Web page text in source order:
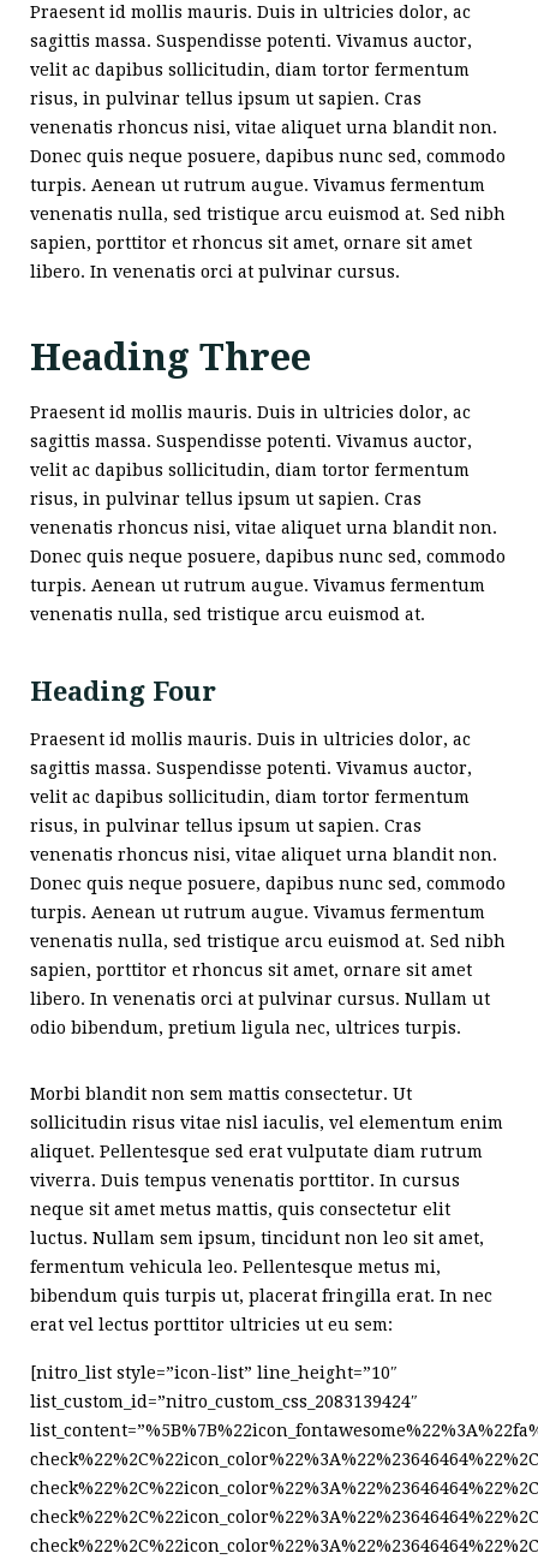
Praesent id mollis mauris. Duis in ultricies dolor, ac
sagittis massa. Suspendisse potenti. Vivamus auctor,
velit ac dapibus sollicitudin, diam tortor fermentum
risus, in pulvinar tellus ipsum ut sapien. Cras
venenatis rhoncus nisi, vitae aliquet urna blandit non.
Donec quis neque posuere, dapibus nunc sed, commodo
turpis. Aenean ut rutrum augue. Vivamus fermentum
venenatis nulla, sed tristique arcu euismod at. Sed nibh
sapien, porttitor et rhoncus sit amet, ornare sit amet
libero. In venenatis orci at pulvinar cursus.
Heading Three
Praesent id mollis mauris. Duis in ultricies dolor, ac
sagittis massa. Suspendisse potenti. Vivamus auctor,
velit ac dapibus sollicitudin, diam tortor fermentum
risus, in pulvinar tellus ipsum ut sapien. Cras
venenatis rhoncus nisi, vitae aliquet urna blandit non.
Donec quis neque posuere, dapibus nunc sed, commodo
turpis. Aenean ut rutrum augue. Vivamus fermentum
venenatis nulla, sed tristique arcu euismod at.
Heading Four
Praesent id mollis mauris. Duis in ultricies dolor, ac
sagittis massa. Suspendisse potenti. Vivamus auctor,
velit ac dapibus sollicitudin, diam tortor fermentum
risus, in pulvinar tellus ipsum ut sapien. Cras
venenatis rhoncus nisi, vitae aliquet urna blandit non.
Donec quis neque posuere, dapibus nunc sed, commodo
turpis. Aenean ut rutrum augue. Vivamus fermentum
venenatis nulla, sed tristique arcu euismod at. Sed nibh
sapien, porttitor et rhoncus sit amet, ornare sit amet
libero. In venenatis orci at pulvinar cursus. Nullam ut
odio bibendum, pretium ligula nec, ultrices turpis.
Morbi blandit non sem mattis consectetur. Ut
sollicitudin risus vitae nisl iaculis, vel elementum enim
aliquet. Pellentesque sed erat vulputate diam rutrum
viverra. Duis tempus venenatis porttitor. In cursus
neque sit amet metus mattis, quis consectetur elit
luctus. Nullam sem ipsum, tincidunt non leo sit amet,
fermentum vehicula leo. Pellentesque metus mi,
bibendum quis turpis ut, placerat fringilla erat. In nec
erat vel lectus porttitor ultricies ut eu sem:
[nitro_list style=”icon-list” line_height=”10″
list_custom_id=”nitro_custom_css_2083139424″